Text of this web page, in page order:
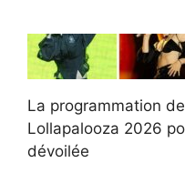
La programmation
Lollapalooza 2026
dévoilée